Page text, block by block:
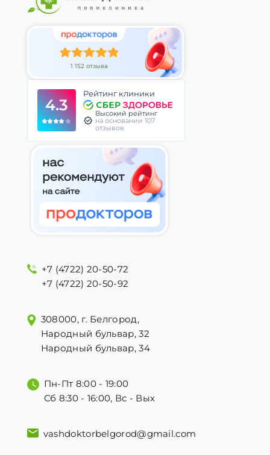
1 152 отзыва
4.3
Рейтинг клиники
Высокий рейтинг
на основании 107
отзывов
+7 (4722) 20-50-72
+7 (4722) 20-50-92
308000, г. Белгород,
Народный бульвар, 32
Народный бульвар, 34
Пн-Пт 8:00 - 19:00
Сб 8:30 - 16:00, Вс - Вых
vashdoktorbelgorod@gmail.com